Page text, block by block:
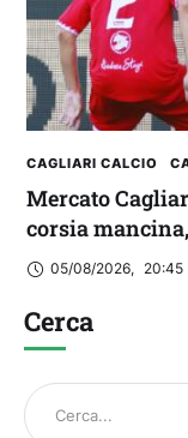
CAGLIARI CALCIO
Mercato
corsia
05/08/2026, 20:45
Cerca